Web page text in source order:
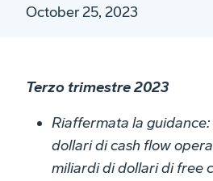
October 25, 2023
Terzo trimestre 2023
Riaffermata la
dollari di cash flow
miliardi di dollari di free